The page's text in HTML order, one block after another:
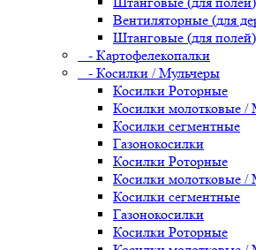
Вентиляторные (для
Штанговые (для полей)
- Картофелекопалки
- Косилки / Мульчеры
Косилки Роторные
Косилки молотковые /
Косилки сегментные
Газонокосилки
Косилки Роторные
Косилки молотковые /
Косилки сегментные
Газонокосилки
Косилки Роторные